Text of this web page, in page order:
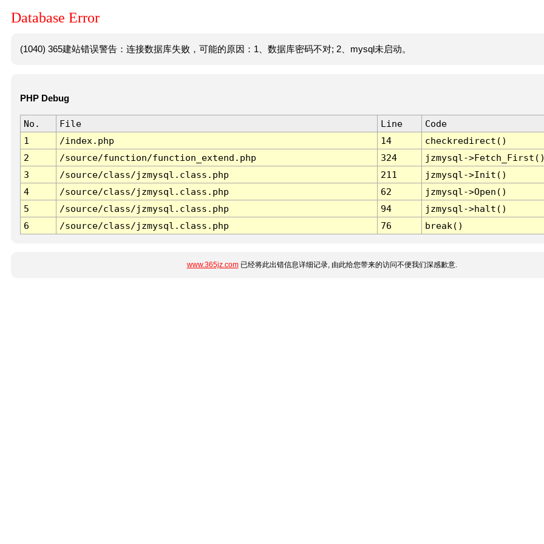
Database Error
(1040) 365建站错误警告：连接数据库失败，可能的原因：1、数据库密码不对; 2、mysql未启动。
PHP Debug
No. File Line
Code
1
/index.php 14
checkredirect()
2
/source/function/function_extend.php 324
jzmysql-
3
/source/class/jzmysql.class.php 211
jzmysql->Init()
4
/source/class/jzmysql.class.php 62
jzmysql->Open()
5
/source/class/jzmysql.class.php 94
jzmysql->halt()
6
/source/class/jzmysql.class.php 76 break()
www.365jz.com已经将此出错信息详细记录, 由此给您带来的访问不便我们深感歉意.